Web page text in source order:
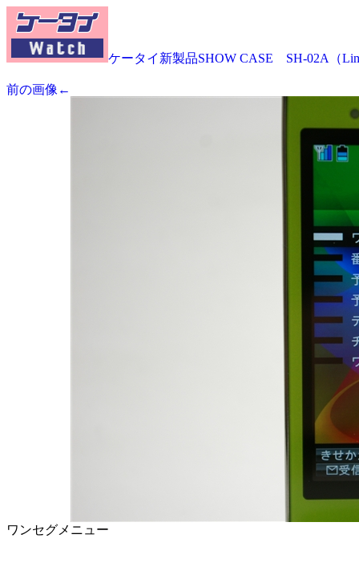
ケータイ新製品SHOW CASE SH-02A（
前の画像←
ワンセグメニュー